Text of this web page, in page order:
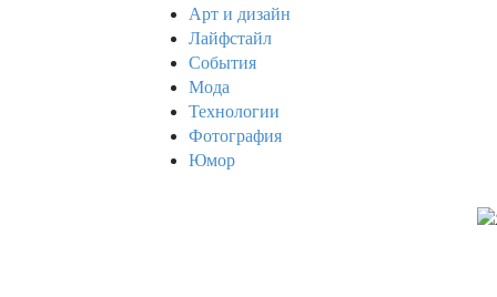
Арт и дизайн
Лайфстайл
События
Мода
Технологии
Фотография
Юмор